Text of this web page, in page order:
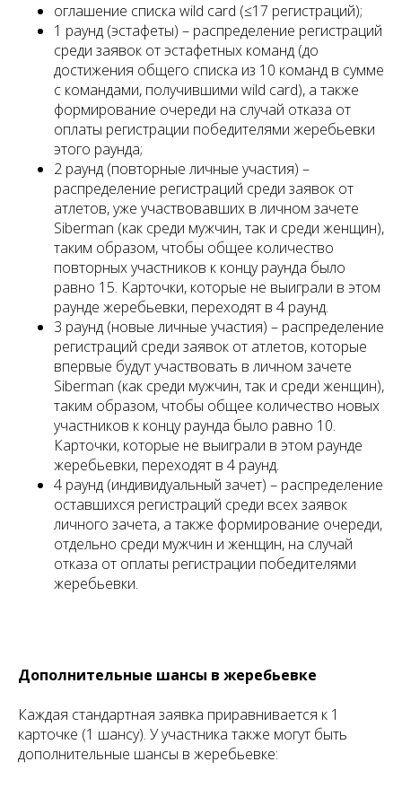
оглашение списка wild card (≤17 регистраций);
1 раунд (эстафеты) – распределение регистраций
среди заявок от эстафетных команд (до
достижения общего списка из 10 команд в сумме
с командами, получившими wild card), а также
формирование очереди на случай отказа от
оплаты регистрации победителями жеребьевки
этого раунда;
2 раунд (повторные личные участия) –
распределение регистраций среди заявок от
атлетов, уже участвовавших в личном зачете
Siberman (как среди мужчин, так и среди женщин),
таким образом, чтобы общее количество
повторных участников к концу раунда было
равно 15. Карточки, которые не выиграли в этом
раунде жеребьевки, переходят в 4 раунд.
3 раунд (новые личные участия) – распределение
регистраций среди заявок от атлетов, которые
впервые будут участвовать в личном зачете
Siberman (как среди мужчин, так и среди женщин),
таким образом, чтобы общее количество новых
участников к концу раунда было равно 10.
Карточки, которые не выиграли в этом раунде
жеребьевки, переходят в 4 раунд.
4 раунд (индивидуальный зачет) – распределение
оставшихся регистраций среди всех заявок
личного зачета, а также формирование очереди,
отдельно среди мужчин и женщин, на случай
отказа от оплаты регистрации победителями
жеребьевки.
Дополнительные шансы в жеребьевке
Каждая стандартная заявка приравнивается к 1
карточке (1 шансу). У участника также могут быть
дополнительные шансы в жеребьевке: